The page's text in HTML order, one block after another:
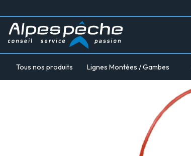
Tous nos produits Lignes Montées / Gambes